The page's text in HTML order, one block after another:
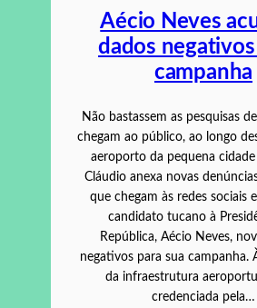
Aécio Neves
dados negativos
campanha
Não bastassem as pesquisas
chegam ao público, ao longo
aeroporto da pequena
Cláudio anexa novas
que chegam às redes sociais e
candidato tucano à
República, Aécio Neves,
negativos para sua campanha.
da infraestrutura
credenciada pela…